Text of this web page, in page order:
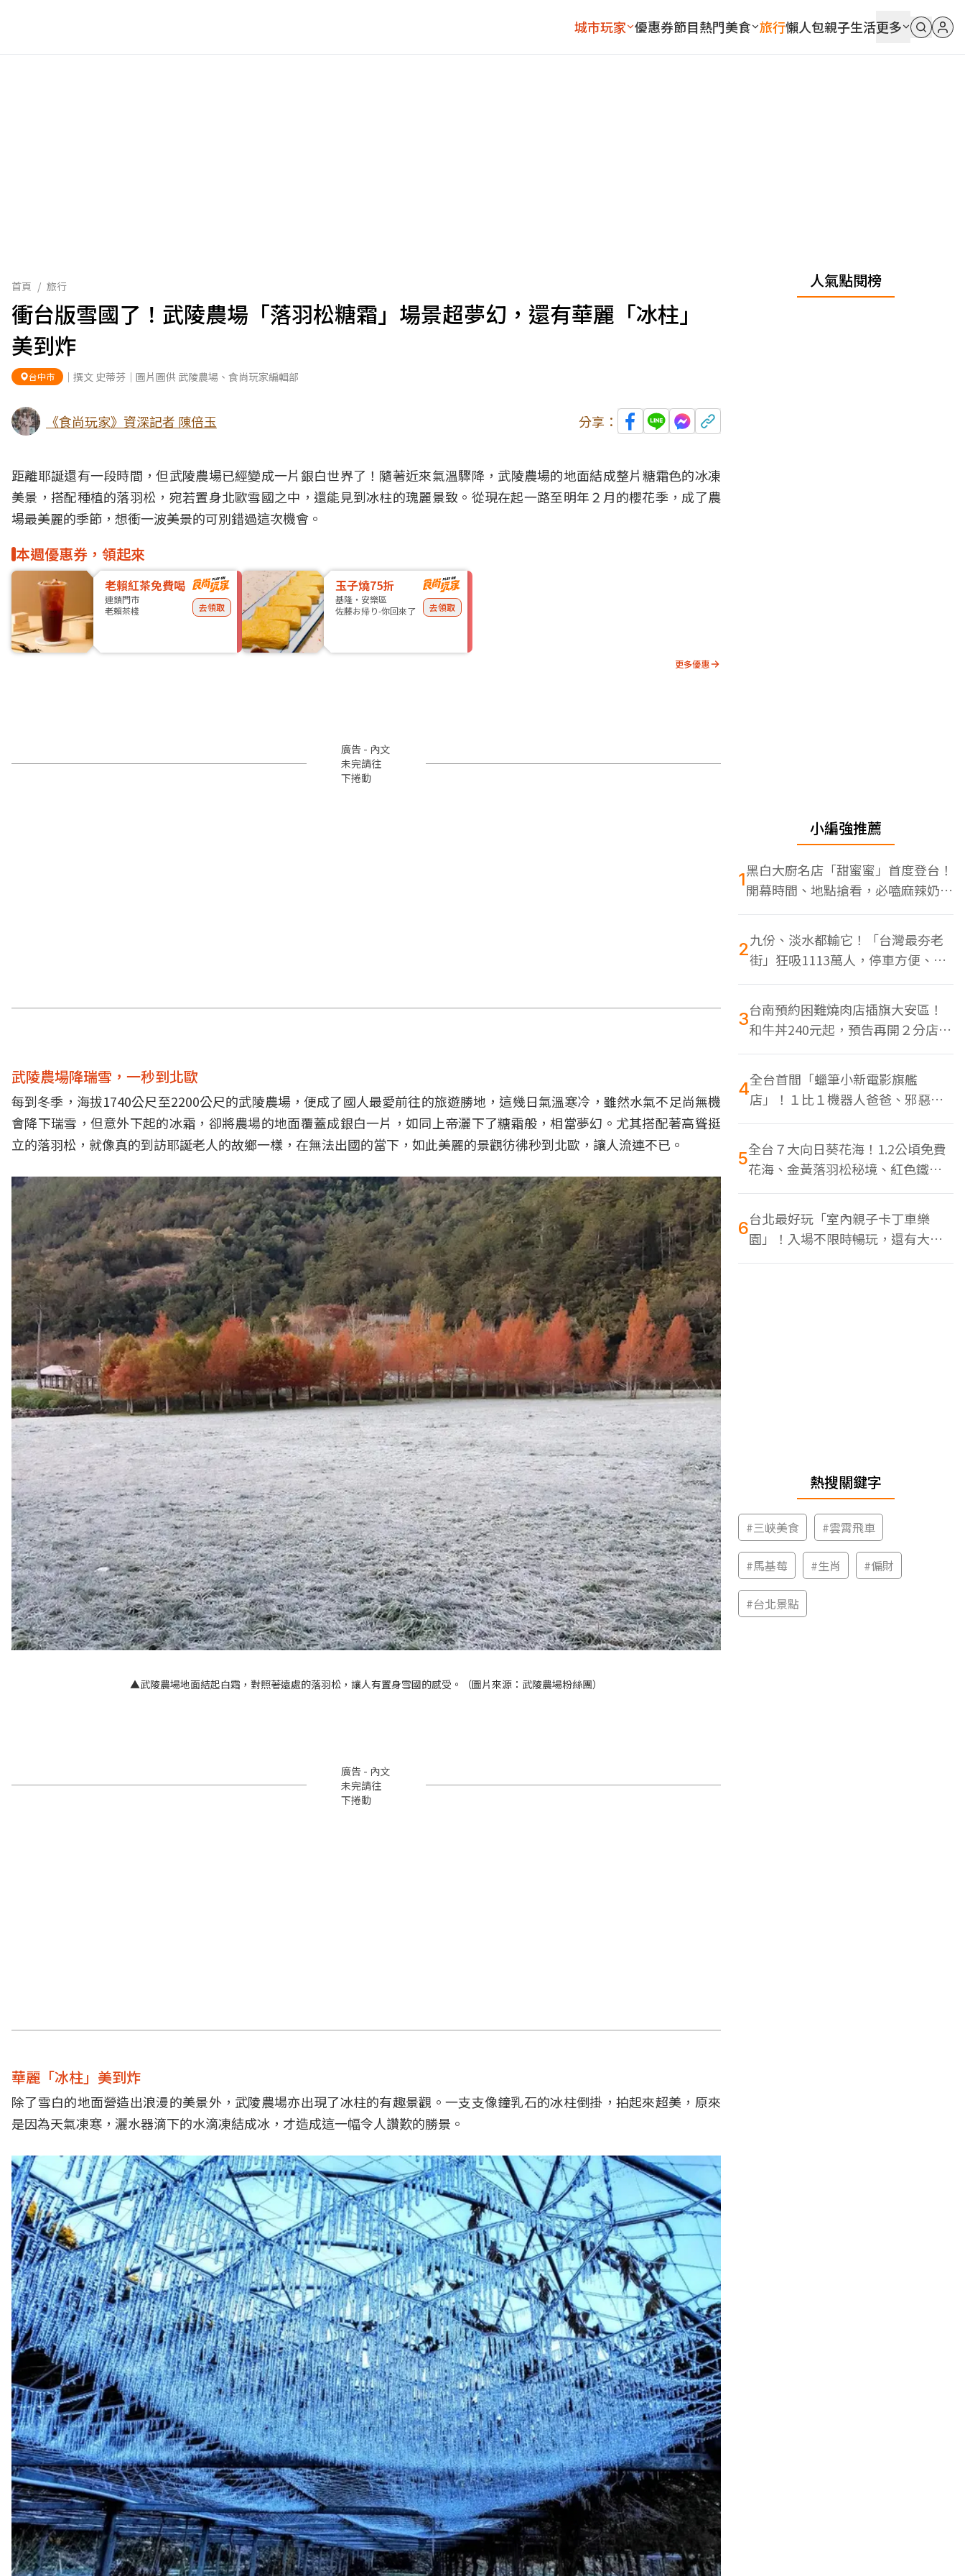
城市玩家 優惠券節目熱門美食 旅行懶人包親子生活更多
首頁 / 旅行
衝台版雪國了！武陵農場「落羽松糖霜」場景超夢幻，還有華麗「冰柱」
美到炸
台中市 ｜撰文 史蒂芬｜圖片圖供 武陵農場、食尚玩家編輯部
《食尚玩家》資深記者 陳倍玉 分享：
距離耶誕還有一段時間，但武陵農場已經變成一片銀白世界了！隨著近來氣溫驟降，武陵農場的地面結成整片糖霜色的冰凍
美景，搭配種植的落羽松 ，宛若置身北歐雪國之中，還能見到冰柱的瑰麗景致。從現在起一路至明年２月的櫻花季，成了農
場最美麗的季節，想衝一波美景的可別錯過這次機會。
本週優惠券，領起來
老賴紅茶免費喝
連鎖門市
老賴茶棧
去領取
玉子燒75折
基隆・安樂區
佐藤お帰り-你回來了
去領取
更多優惠
廣告 - 內文
未完請往
下捲動
武陵農場降瑞雪，一秒到北歐
每到冬季，海拔1740公尺至2200公尺的武陵農場，便成了國人最愛前往的旅遊勝地，這幾日氣溫寒冷，雖然水氣不足尚無機
會降下瑞雪，但意外下起的冰霜，卻將農場的地面覆蓋成銀白一片，如同上帝灑下了糖霜般，相當夢幻。尤其搭配著高聳挺
立的落羽松，就像真的到訪耶誕老人的故鄉一樣，在無法出國的當下，如此美麗的景觀彷彿秒到北歐，讓人流連不已。
▲武陵農場地面結起白霜，對照著遠處的落羽松，讓人有置身雪國的感受。（圖片來源：武陵農場粉絲團）
廣告 - 內文
未完請往
下捲動
華麗「冰柱」美到炸
除了雪白的地面營造出浪漫的美景外，武陵農場亦出現了冰柱的有趣景觀。一支支像鐘乳石的冰柱倒掛，拍起來超美，原來
是因為天氣凍寒，灑水器滴下的水滴凍結成冰，才造成這一幅令人讚歎的勝景。
人氣點閱榜
小編強推薦
1黑白大廚名店「甜蜜蜜」首度登台！
開幕時間、地點搶看，必嗑麻辣奶油
蝦
2九份、淡水都輸它！「台灣最夯老
街」狂吸1113萬人，停車方便、特
色美食多
3台南預約困難燒肉店插旗大安區！
和牛丼240元起，預告再開２分店、
地點曝光
4全台首間「蠟筆小新電影旗艦
店」！１比１機器人爸爸、邪惡正
男，百款周邊買翻
5全台７大向日葵花海！1.2公頃免費
花海、金黃落羽松秘境、紅色鐵橋
同框
6台北最好玩「室內親子卡丁車樂
園」！入場不限時暢玩，還有大螢
幕Switch遊戲區
熱搜關鍵字
#三峽美食 #雲霄飛車
#馬基莓 #生肖 #偏財
#台北景點